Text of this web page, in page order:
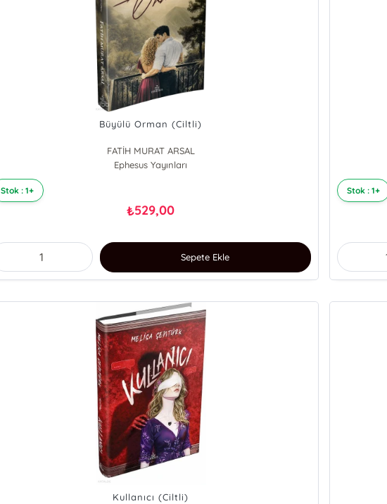
Büyülü Orman (Ciltli)
FATİH MURAT ARSAL
Ephesus Yayınları
Stok : 1+
₺529,00
Sepete Ekle
Stok : 1+
Kullanıcı (Ciltli)